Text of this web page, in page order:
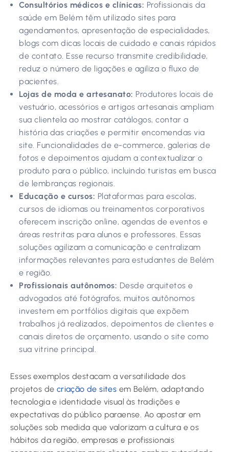
Consultórios médicos e clínicas: Profissionais da
saúde em Belém têm utilizado sites para
agendamentos, apresentação de especialidades,
blogs com dicas locais de cuidado e canais rápidos
de contato. Esse recurso transmite credibilidade,
reduz o número de ligações e agiliza o fluxo de
pacientes.
Lojas de moda e artesanato: Produtores locais de
vestuário, acessórios e artigos artesanais ampliam
sua clientela ao mostrar catálogos, contar a
história das criações e permitir encomendas via
site. Funcionalidades de e-commerce, galerias de
fotos e depoimentos ajudam a contextualizar o
produto para o público, incluindo turistas em busca
de lembranças regionais.
Educação e cursos: Plataformas para escolas,
cursos de idiomas ou treinamentos corporativos
oferecem inscrição online, agendas de eventos e
áreas restritas para alunos e professores. Essas
soluções agilizam a comunicação e centralizam
informações relevantes para estudantes de Belém
e região.
Profissionais autônomos: Desde arquitetos e
advogados até fotógrafos, muitos autônomos
investem em portfólios digitais que expõem
trabalhos já realizados, depoimentos de clientes e
canais diretos de orçamento, usando o site como
sua vitrine principal.
Esses exemplos destacam a versatilidade dos
projetos de criação de sites em Belém, adaptando
tecnologia e identidade visual às tradições e
expectativas do público paraense. Ao apostar em
soluções sob medida que valorizam a cultura e os
hábitos da região, empresas e profissionais